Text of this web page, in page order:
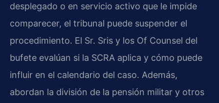
desplegado o en servicio activo que le impide
comparecer, el tribunal puede suspender el
procedimiento. El Sr. Sris y los Of Counsel del
bufete evalúan si la SCRA aplica y cómo puede
influir en el calendario del caso. Además,
abordan la división de la pensión militar y otros